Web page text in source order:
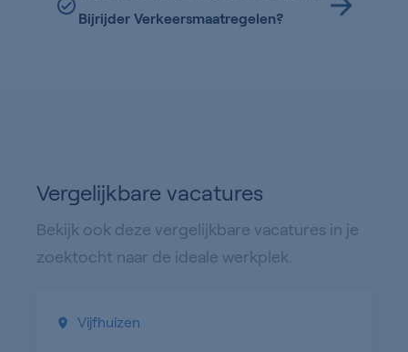
Bijrijder Verkeersmaatregelen?
Vergelijkbare vacatures
Bekijk ook deze vergelijkbare vacatures in je
zoektocht naar de ideale werkplek.
Vijfhuizen